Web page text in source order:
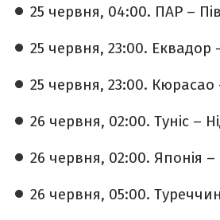
25 червня, 04:00. ПАР –
25 червня, 23:00. Еквадор
25 червня, 23:00. Кюрасао
26 червня, 02:00. Туніс –
26 червня, 02:00. Японія –
26 червня, 05:00.